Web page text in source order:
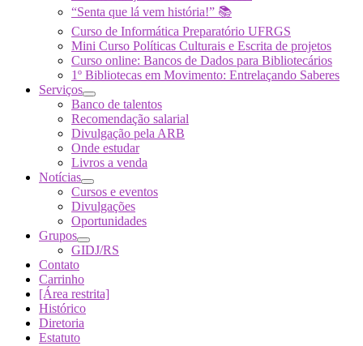
“Senta que lá vem história!” 📚
Curso de Informática Preparatório UFRGS
Mini Curso Políticas Culturais e Escrita de projetos
Curso online: Bancos de Dados para Bibliotecários
1º Bibliotecas em Movimento: Entrelaçando Saberes
Serviços
Banco de talentos
Recomendação salarial
Divulgação pela ARB
Onde estudar
Livros a venda
Notícias
Cursos e eventos
Divulgações
Oportunidades
Grupos
GIDJ/RS
Contato
Carrinho
[Área restrita]
Histórico
Diretoria
Estatuto